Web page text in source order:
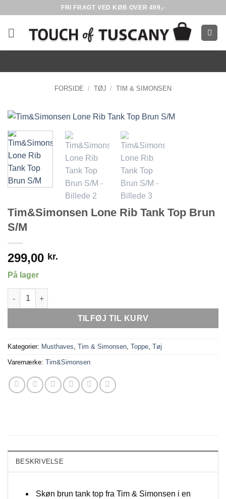
indhold
FRI FRAGT VED KØB OVER 499,-
FORSIDE / TØJ / TIM & SIMONSEN
Tim&Simonsen Lone Rib Tank Top Brun
S/M
299,00 kr.
På lager
Tim&Simonsen Lone Rib Tank Top Brun S/M antal
TILFØJ TIL KURV
Kategorier: Musthaves, Tim & Simonsen, Toppe, Tøj
Varemærke: Tim&Simonsen
BESKRIVELSE
Skøn brun tank top fra Tim & Simonsen i en